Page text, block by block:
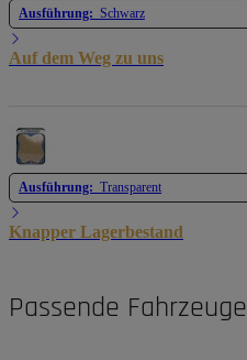
Ausführung: Schwarz
Auf dem Weg zu uns
Ausführung: Transparent
Knapper Lagerbestand
Passende Fahrzeuge